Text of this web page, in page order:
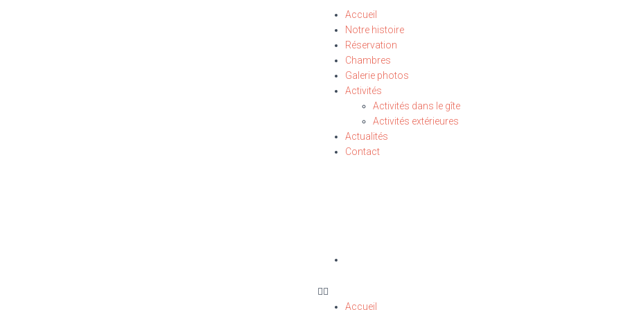
Accueil
Notre histoire
Réservation
Chambres
Galerie photos
Activités
Activités dans le gîte
Activités extérieures
Actualités
Contact
Accueil